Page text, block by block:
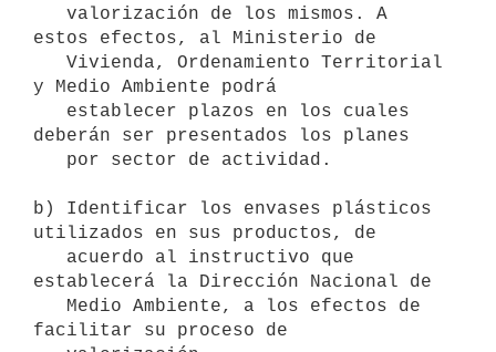
estos efectos, al Ministerio de
y Medio Ambiente podrá
deberán ser presentados los planes
b) Identificar los envases plásticos
utilizados en sus productos, de
establecerá la Dirección Nacional de
facilitar su proceso de